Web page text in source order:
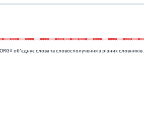
об’єднує слова та словосполучення з різних словників.